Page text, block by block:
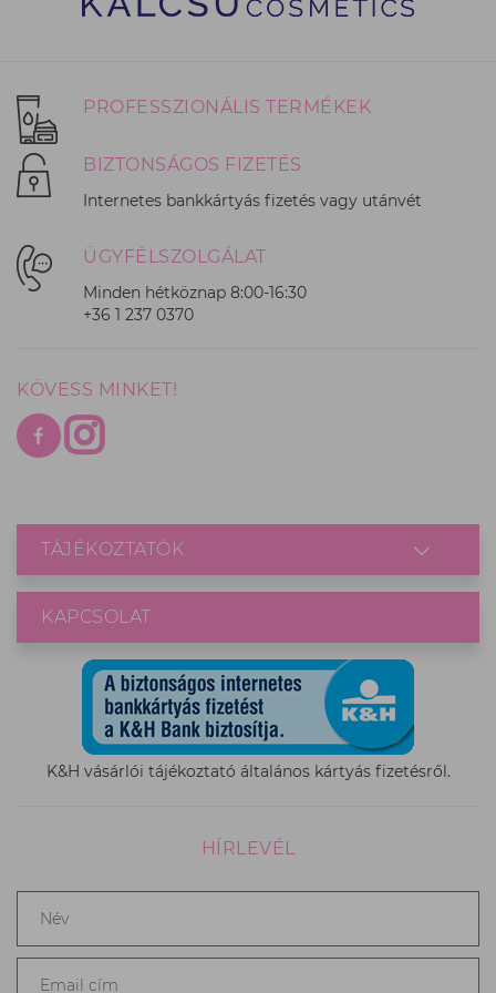
PROFESSZIONÁLIS TERMÉKEK
BIZTONSÁGOS FIZETÉS
Internetes bankkártyás fizetés vagy utánvét
ÜGYFÉLSZOLGÁLAT
Minden hétköznap 8:00-16:30
+36 1 237 0370
KÖVESS MINKET!
TÁJÉKOZTATÓK
KAPCSOLAT
K&H vásárlói tájékoztató általános kártyás fizetésről.
HÍRLEVÉL
Név
Email